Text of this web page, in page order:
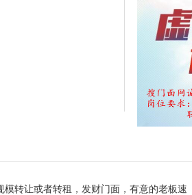
转让或者转租，发财门面，有意的老板速